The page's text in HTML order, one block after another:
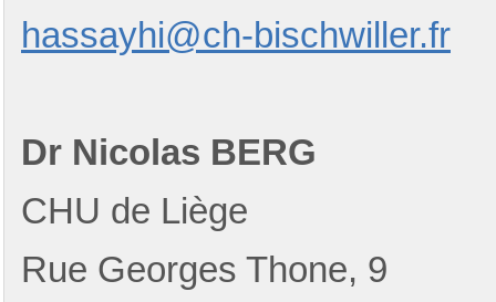
hassayhi@ch-bischwiller.fr
Dr Nicolas BERG
CHU de Liège
Rue Georges Thone, 9